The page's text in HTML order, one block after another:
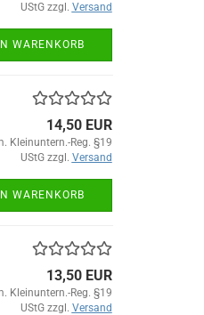
UStG zzgl. Versand
WARENKORB
14,50 EUR
Kleinuntern.-Reg. §19
UStG zzgl. Versand
WARENKORB
13,50 EUR
Kleinuntern.-Reg. §19
UStG zzgl. Versand